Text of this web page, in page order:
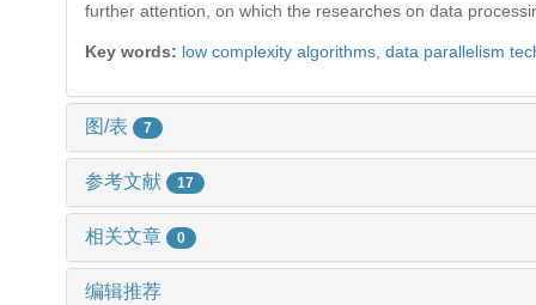
further attention, on which the researches on data
Key words: low complexity algorithms, data parallelism
图/表 7
参考文献 17
相关文章 0
编辑推荐